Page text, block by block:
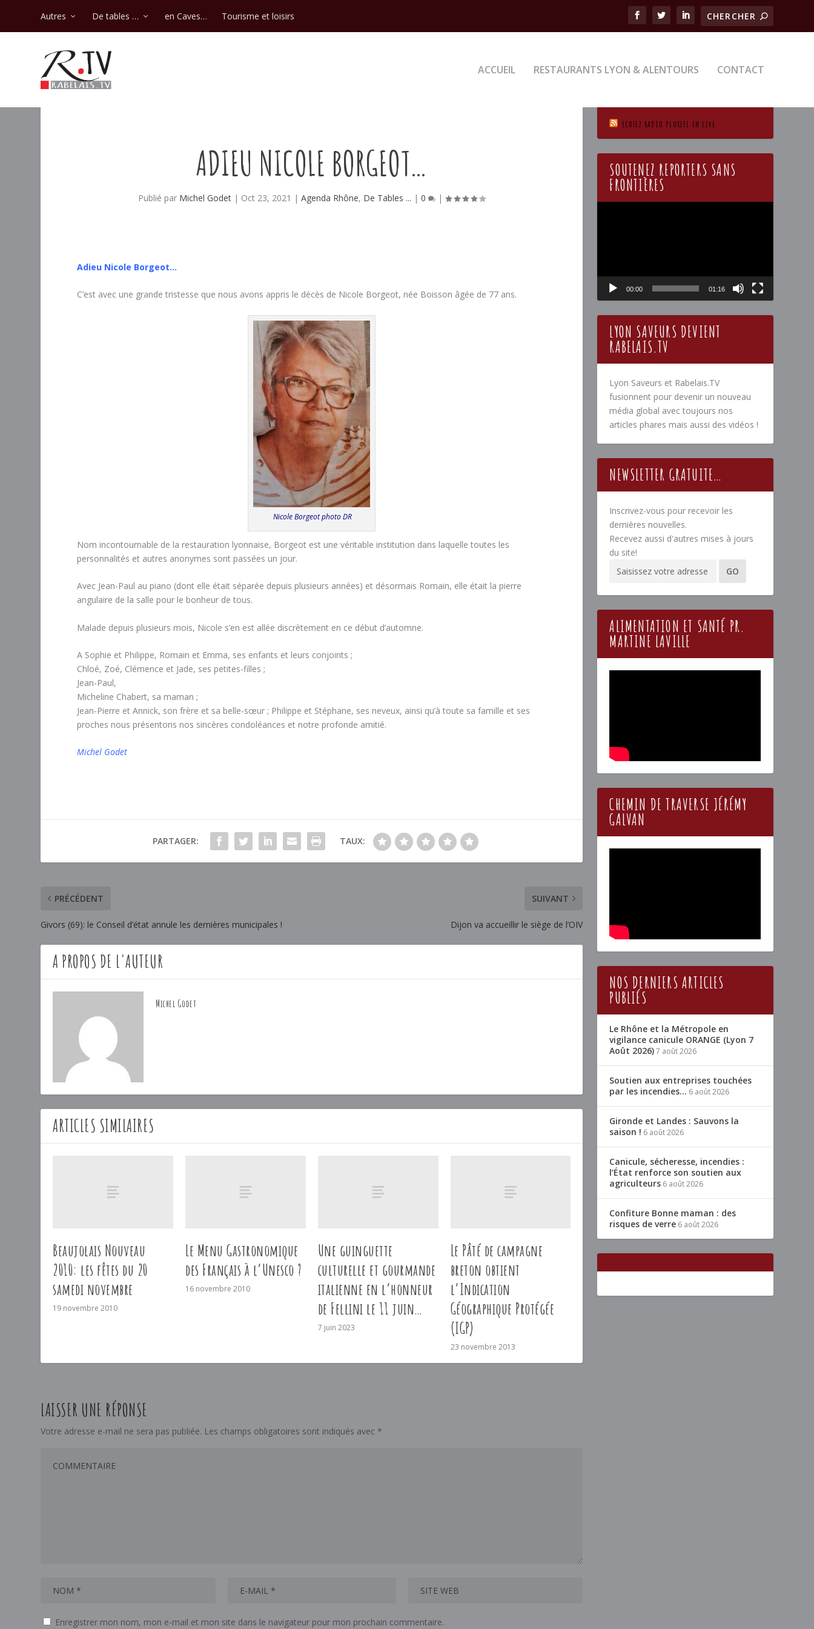
Autres De tables … en Caves… Tourisme et loisirs
ACCUEIL RESTAURANTS LYON & ALENTOURS CONTACT
ADIEU NICOLE BORGEOT…
Publié par Michel Godet | Oct 23, 2021 |Agenda Rhône, De Tables ... |0 |
Adieu Nicole Borgeot…
C’est avec une grande tristesse que nous avons appris le décès de Nicole Borgeot, née Boisson âgée de 77 ans.
Nicole Borgeot photo DR
Nom incontournable de la restauration lyonnaise, Borgeot est une véritable institution dans laquelle toutes les
personnalités et autres anonymes sont passées un jour.
Avec Jean-Paul au piano (dont elle était séparée depuis plusieurs années) et désormais Romain, elle était la pierre
angulaire de la salle pour le bonheur de tous.
Malade depuis plusieurs mois, Nicole s’en est allée discrètement en ce début d’automne.
A Sophie et Philippe, Romain et Emma, ses enfants et leurs conjoints ;
Chloé, Zoé, Clémence et Jade, ses petites-filles ;
Jean-Paul,
Micheline Chabert, sa maman ;
Jean-Pierre et Annick, son frère et sa belle-sœur ; Philippe et Stéphane, ses neveux, ainsi qu’à toute sa famille et ses
proches nous présentons nos sincères condoléances et notre profonde amitié.
Michel Godet
PARTAGER: TAUX:
PRÉCÉDENT
Givors (69): le Conseil d’état annule les dernières municipales !
SUIVANT
Dijon va accueillir le siège de l’OIV
A PROPOS DE L'AUTEUR
Michel Godet
ARTICLES SIMILAIRES
Beaujolais Nouveau
2010: les fêtes du 20
samedi novembre
19 novembre 2010
Le Menu Gastronomique
des Français à l’Unesco ?
16 novembre 2010
Une guinguette
culturelle et gourmande
italienne en l’honneur
de Fellini le 11 juin…
7 juin 2023
Le Pâté de campagne
breton obtient
l’Indication
Géographique Protégée
(IGP)
23 novembre 2013
LAISSER UNE RÉPONSE
Votre adresse e-mail ne sera pas publiée. Les champs obligatoires sont indiqués avec *
Enregistrer mon nom, mon e-mail et mon site dans le navigateur pour mon prochain commentaire.
ECOTEZ RADIO PLURIEL EN LIVE
SOUTENEZ REPORTERS SANS
FRONTIÈRES
00:00 01:16
LYON SAVEURS DEVIENT
RABELAIS.TV
Lyon Saveurs et Rabelais.TV
fusionnent pour devenir un nouveau
média global avec toujours nos
articles phares mais aussi des vidéos !
NEWSLETTER GRATUITE…
Inscrivez-vous pour recevoir les
dernières nouvelles.
Recevez aussi d'autres mises à jours
du site!
ALIMENTATION ET SANTÉ PR.
MARTINE LAVILLE
CHEMIN DE TRAVERSE JÉRÉMY
GALVAN
NOS DERNIERS ARTICLES
PUBLIÉS
Le Rhône et la Métropole en
vigilance canicule ORANGE (Lyon 7
Août 2026)7 août 2026
Soutien aux entreprises touchées
par les incendies… 6 août 2026
Gironde et Landes : Sauvons la
saison ! 6 août 2026
Canicule, sécheresse, incendies :
l’État renforce son soutien aux
agriculteurs 6 août 2026
Confiture Bonne maman : des
risques de verre 6 août 2026